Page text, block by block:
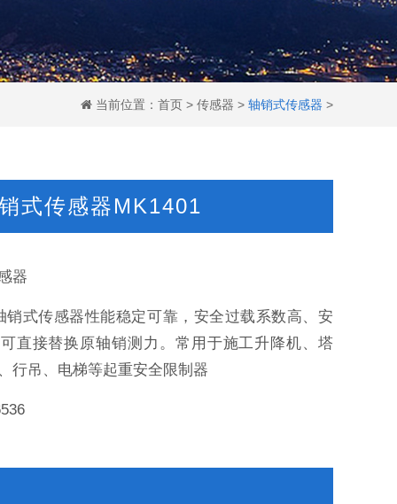
当前位置： 首页 > 传感器 > 轴销式传感器 >
式传感器MK1401
器
销式传感器性能稳定可靠，安全过载系数高、安
直接替换原轴销测力。常用于施工升降机、塔
行吊、电梯等起重安全限制器